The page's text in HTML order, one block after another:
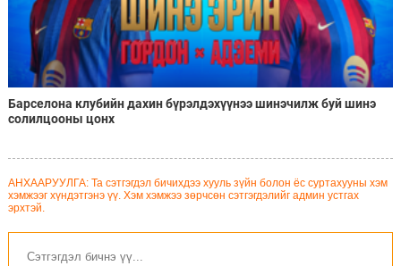
Барселона клубийн дахин бүрэлдэхүүнээ шинэчилж буй шинэ
солилцооны цонх
АНХААРУУЛГА: Та сэтгэгдэл бичихдээ хууль зүйн болон ёс суртахууны хэм
хэмжээг хүндэтгэнэ үү. Хэм хэмжээ зөрчсөн сэтгэгдэлийг админ устгах
эрхтэй.